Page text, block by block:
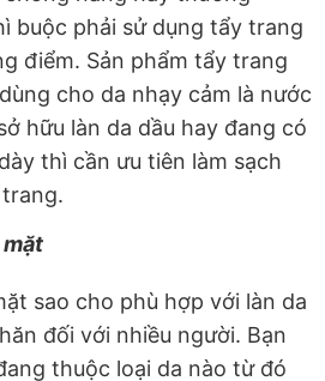
buộc phải sử dụng tẩy trang
điểm. Sản phẩm tẩy trang
cho da nhạy cảm là nước
hữu làn da dầu hay đang có
thì cần ưu tiên làm sạch
sao cho phù hợp với làn da
đối với nhiều người. Bạn
thuộc loại da nào từ đó